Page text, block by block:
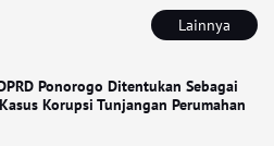
Lainnya
Ponorogo Ditentukan Sebagai
Korupsi Tunjangan Perumahan